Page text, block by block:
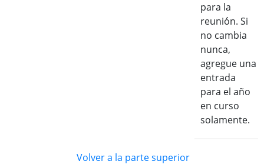
para la
reunión. Si
no cambia
nunca,
agregue una
entrada
para el año
en curso
solamente.
Volver a la parte superior